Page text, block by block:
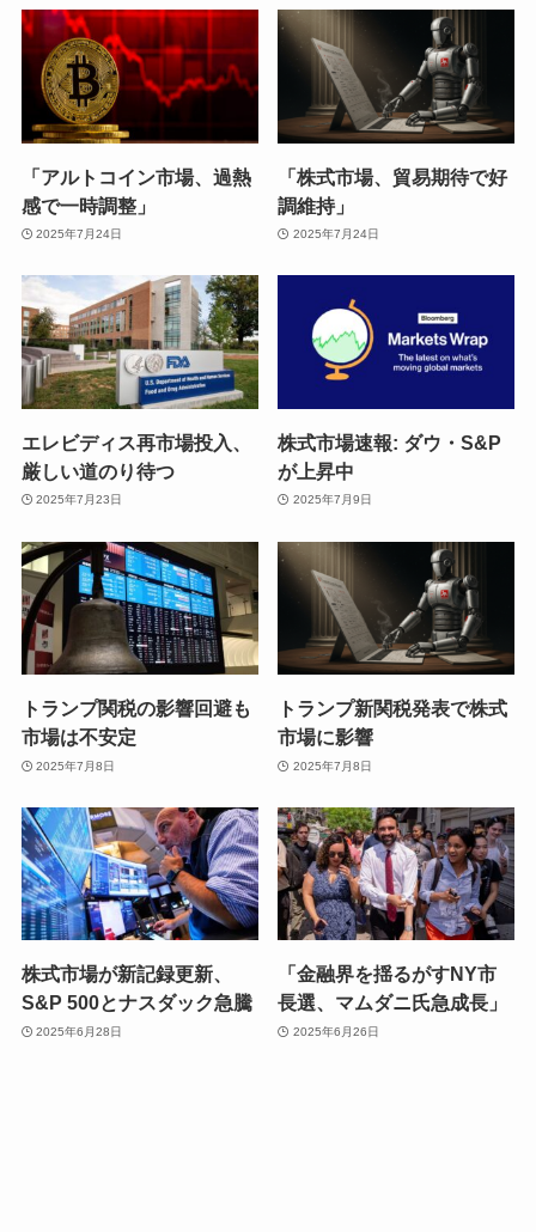
「アルトコイン市場、過熱
感で一時調整」
2025年7月24日
「株式市場、貿易期待で好
調維持」
2025年7月24日
エレビディス再市場投入、
厳しい道のり待つ
2025年7月23日
株式市場速報: ダウ・S&P
が上昇中
2025年7月9日
トランプ関税の影響回避も
市場は不安定
2025年7月8日
トランプ新関税発表で株式
市場に影響
2025年7月8日
株式市場が新記録更新、
S&P 500とナスダック急騰
2025年6月28日
「金融界を揺るがすNY市
長選、マムダニ氏急成長」
2025年6月26日